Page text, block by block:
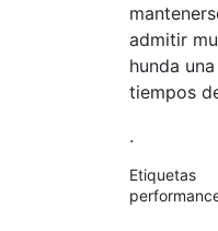
admitir
hunda
tiempos
.
Etiquetas